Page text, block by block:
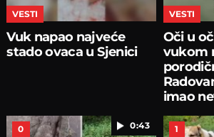
VESTI
Vuk napao najveće
stado ovaca u Sjenici
VESTI
Oči u
vukom
imao
0:43
0 1